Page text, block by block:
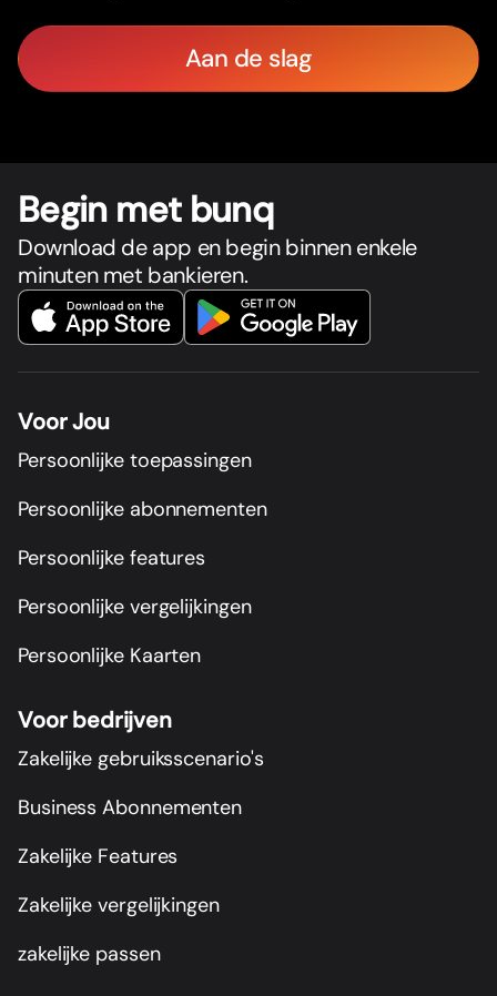
Aan de slag
Begin met bunq
Download de app en begin binnen enkele
minuten met bankieren.
Voor Jou
Persoonlijke toepassingen
Persoonlijke abonnementen
Persoonlijke features
Persoonlijke vergelijkingen
Persoonlijke Kaarten
Voor bedrijven
Zakelijke gebruiksscenario's
Business Abonnementen
Zakelijke Features
Zakelijke vergelijkingen
zakelijke passen